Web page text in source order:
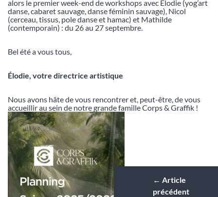
alors le premier week-end de workshops avec Élodie (yog’art
danse, cabaret sauvage, danse féminin sauvage), Nicol
(cerceau, tissus, pole danse et hamac) et Mathilde
(contemporain) : du 26 au 27 septembre.
Bel été a vous tous,
Élodie, votre directrice artistique
Nous avons hâte de vous rencontrer et, peut-être, de vous
accueillir au sein de notre grande famille Corps & Graffik !
← Article
précédent